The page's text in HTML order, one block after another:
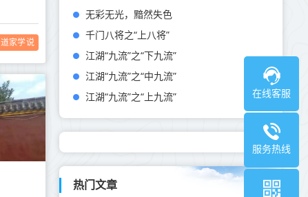
道家学说
无彩无光，黯然失色
千门八将之“上八将”
江湖“九流”之“下九流”
江湖“九流”之“中九流”
江湖“九流”之“上九流”
热门文章
在线客服
服务热线